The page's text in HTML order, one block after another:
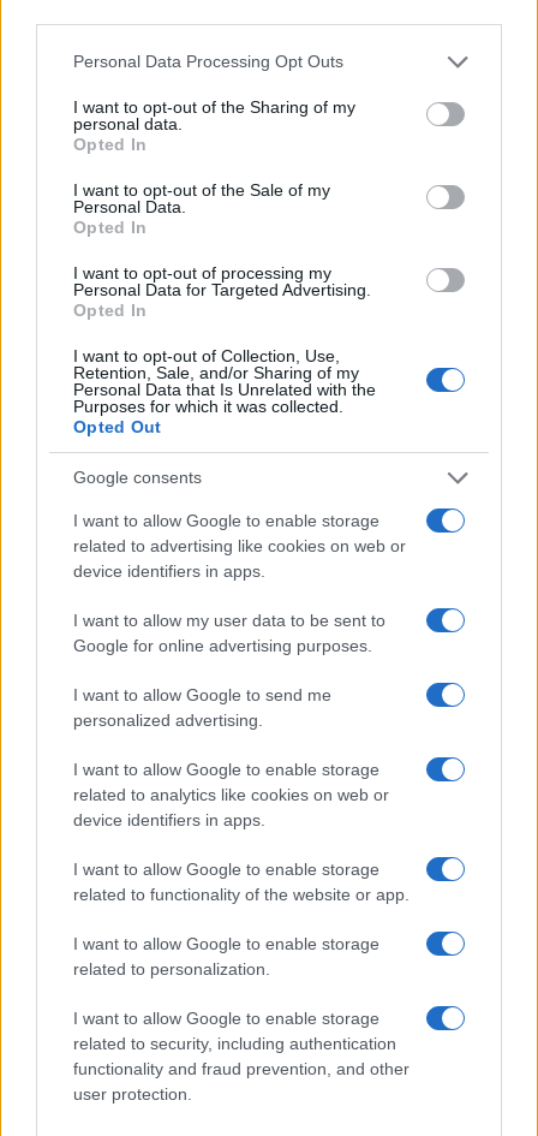
Please note that this website/app uses one or more Google
not limited to your visit or usage behaviour. You may click to
grant or deny consent to Google and its third-party tags to
use your data for below specified purposes in below Google
consent section.
Personal Data Processing Opt Outs
I want to opt-out of the Sharing of my
personal data.
Opted In
I want to opt-out of the Sale of my
Personal Data.
Opted In
I want to opt-out of processing my
Personal Data for Targeted Advertising.
Opted In
I want to opt-out of Collection, Use,
Retention, Sale, and/or Sharing of my
Personal Data that Is Unrelated with the
Purposes for which it was collected.
Opted Out
Google consents
I want to allow Google to enable storage
related to advertising like cookies on web or
device identifiers in apps.
I want to allow my user data to be sent to
Google for online advertising purposes.
I want to allow Google to send me
personalized advertising.
I want to allow Google to enable storage
related to analytics like cookies on web or
device identifiers in apps.
I want to allow Google to enable storage
related to functionality of the website or app.
I want to allow Google to enable storage
related to personalization.
I want to allow Google to enable storage
related to security, including authentication
functionality and fraud prevention, and other
user protection.
F
a
ce
b
o
o
k
T
w
it
te
r
Pi
n
te
re
st
W
h
s
A
p
S
h
re
NOTIZIE RECENTI
Controlli rafforzati in Costa Smeralda, 20
arresti e 135 denunce
nuove aule nelle scuole di Olbia
Incidente sulla provinciale 125, paura tra Olbia e
Arzachena
Incidente sulla strada provinciale ad Arzachena,
Sangue, musica e solidarietà con Avis Olbia al
Delta Center
Meteo Olbia 9 agosto, temperature in calo
Salmo finisce in ospedale a Catania, ma il tour
va avanti: “Sicilia, ci sono”